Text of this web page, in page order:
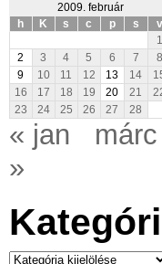
2009. február
h
K s c p s
v
1
2
3 4 5 6 7
8
9
10 11 12 13 14
16
17 18 19 20 21
23
24 25 26 27 28
« jan
márc
»
Kategóriák